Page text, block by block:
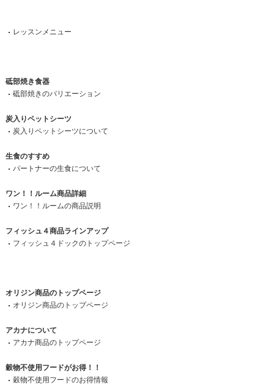
レッスンメニュー
砥部焼き食器
砥部焼きのバリエーション
炭入りペットシーツ
炭入りペットシーツについて
生食のすすめ
パートナーの生食について
ワン！！ルーム商品詳細
ワン！！ルームの商品説明
フィッシュ４商品ラインアップ
フィッシュ４ドックのトップページ
オリジン商品のトップページ
オリジン商品のトップページ
アカナについて
アカナ商品のトップページ
穀物不使用フードがお得！！
穀物不使用フードのお得情報